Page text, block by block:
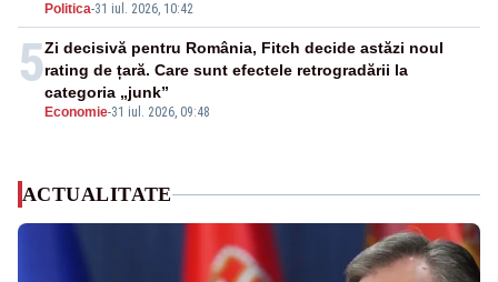
Politica-31 iul. 2026, 10:42
5
Economie-31 iul. 2026, 09:48
Zi decisivă pentru România, Fitch decide astăzi noul
rating de țară. Care sunt efectele retrogradării la
categoria „junk”
ACTUALITATE